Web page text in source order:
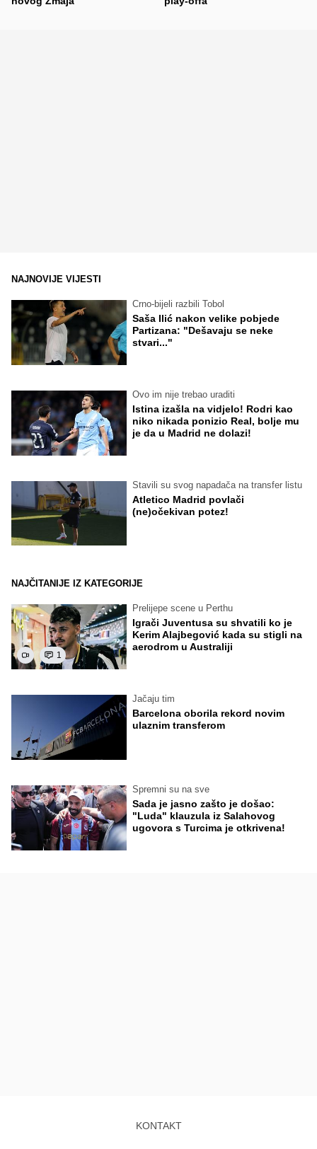
NAJNOVIJE VIJESTI
Crno-bijeli razbili Tobol
Saša Ilić nakon velike pobjede
Partizana: "Dešavaju se neke
stvari..."
Ovo im nije trebao uraditi
Istina izašla na vidjelo! Rodri kao
niko nikada ponizio Real, bolje mu
je da u Madrid ne dolazi!
Stavili su svog napadača na transfer listu
Atletico Madrid povlači
(ne)očekivan potez!
NAJČITANIJE IZ KATEGORIJE
1
Prelijepe scene u Perthu
Igrači Juventusa su shvatili ko je
Kerim Alajbegović kada su stigli na
aerodrom u Australiji
Jačaju tim
Barcelona oborila rekord novim
ulaznim transferom
Spremni su na sve
Sada je jasno zašto je došao:
"Luda" klauzula iz Salahovog
ugovora s Turcima je otkrivena!
KONTAKT